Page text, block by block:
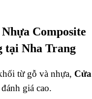
Composite
tại Nha Trang
từ gỗ và nhựa, Cửa
giá cao.